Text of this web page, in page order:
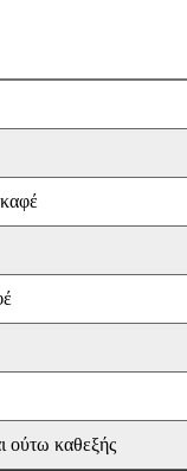
ούτω καθεξής